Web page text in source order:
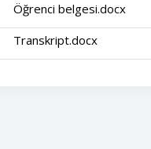
Öğrenci belgesi.docx
Transkript.docx